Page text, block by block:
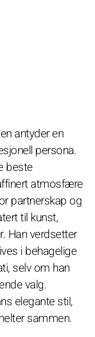
antyder en
persona.
beste
atmosfære
partnerskap og
til kunst,
Han verdsetter
i behagelige
selv om han
valg.
elegante stil,
sammen.